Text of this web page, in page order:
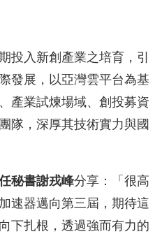
投入新創產業之培育，引
發展，以亞灣雲平台為基
產業試煉場域、創投募資
隊，深厚其技術實力與國
秘書謝戎峰分享：「很高
速器邁向第三屆，期待這
下扎根，透過強而有力的